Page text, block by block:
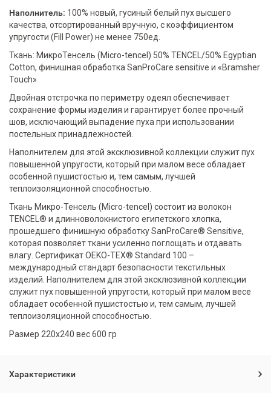
Наполнитель: 100% новый, гусиный белый пух высшего
качества, отсортированный вручную, с коэффициентом
упругости (Fill Power) не менее 750ед.
Ткань: МикроТенсель (Micro-tencel) 50% TENCEL/50% Egyptian
Cotton, финишная обработка SanProCare sensitive и «Bramsher
Touch»
Двойная отстрочка по периметру одеял обеспечивает
сохранение формы изделия и гарантирует более прочный
шов, исключающий выпадение пуха при использовании
постельных принадлежностей.
Наполнителем для этой эксклюзивной коллекции служит пух
повышенной упругости, который при малом весе обладает
особенной пушистостью и, тем самым, лучшей
теплоизоляционной способностью.
Ткань Микро-Тенсель (Micro-tencel) состоит из волокон
TENCEL® и длинноволокнистого египетского хлопка,
прошедшего финишную обработку SanProCare® Sensitive,
которая позволяет ткани усиленно поглощать и отдавать
влагу. Сертификат OEKO-TEX® Standard 100 –
международный стандарт безопасности текстильных
изделий. Наполнителем для этой эксклюзивной коллекции
служит пух повышенной упругости, который при малом весе
обладает особенной пушистостью и, тем самым, лучшей
теплоизоляционной способностью.
Размер 220х240 вес 600 гр
Характеристики